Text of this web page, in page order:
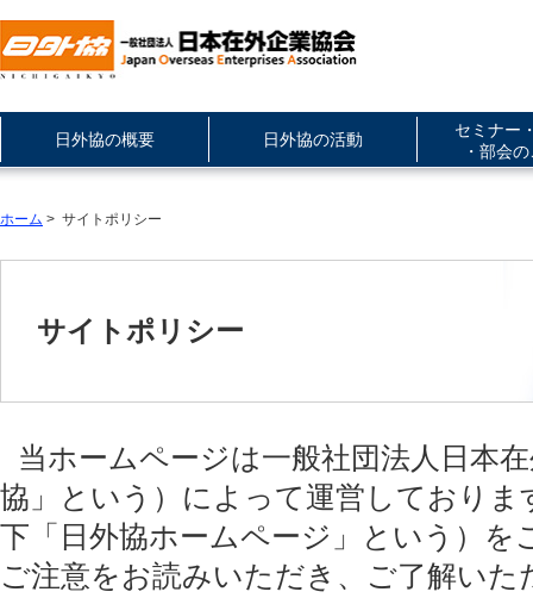
日外協の概要 日外協の活動
セミナー
・部会
ホーム > サイトポリシー
サイトポリシー
当ホームページは一般社団法人日本
協」という）によって運営しておりま
下「日外協ホームページ」という）を
ご注意をお読みいただき、ご了解い